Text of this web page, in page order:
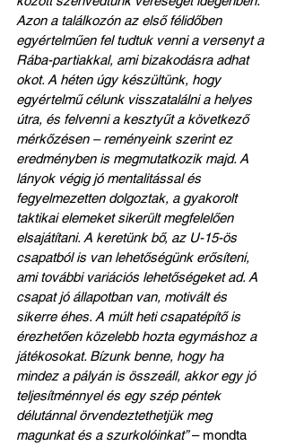
Azon a találkozón az első félidőben
egyértelműen fel tudtuk venni a versenyt a
Rába-partiakkal, ami bizakodásra adhat
okot. A héten úgy készültünk, hogy
egyértelmű célunk visszatalálni a helyes
útra, és felvenni a kesztyűt a következő
mérkőzésen – reményeink szerint ez
eredményben is megmutatkozik majd. A
lányok végig jó mentalitással és
fegyelmezetten dolgoztak, a gyakorolt
taktikai elemeket sikerült megfelelően
elsajátítani. A keretünk bő, az U-15-ös
csapatból is van lehetőségünk erősíteni,
ami további variációs lehetőségeket ad. A
csapat jó állapotban van, motivált és
sikerre éhes. A múlt heti csapatépítő is
érezhetően közelebb hozta egymáshoz a
játékosokat. Bízunk benne, hogy ha
mindez a pályán is összeáll, akkor egy jó
teljesítménnyel és egy szép péntek
délutánnal örvendeztethetjük meg
magunkat és a szurkolóinkat” – mondta